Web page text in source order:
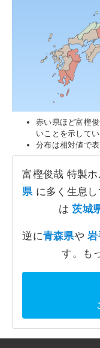
赤い県ほど富樫
いことを示してい
分布は相対値で表
富樫俊哉 特製
県に多く生息し
は茨城
逆に青森県や岩
す。も